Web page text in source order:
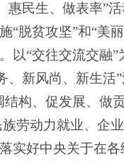
惠民生、做表率”
“脱贫攻坚”和“美
以“交往交流交融
、新风尚、新生活
结构、促发展、做
劳动力就业、企
实好中央关于在